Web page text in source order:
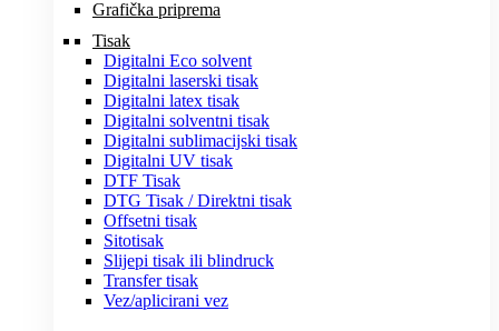
Grafička priprema
Tisak
Digitalni Eco solvent
Digitalni laserski tisak
Digitalni latex tisak
Digitalni solventni tisak
Digitalni sublimacijski tisak
Digitalni UV tisak
DTF Tisak
DTG Tisak / Direktni tisak
Offsetni tisak
Sitotisak
Slijepi tisak ili blindruck
Transfer tisak
Vez/aplicirani vez